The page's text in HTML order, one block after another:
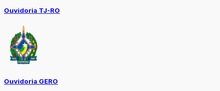
Ouvidoria TJ-RO
Ouvidoria GERO